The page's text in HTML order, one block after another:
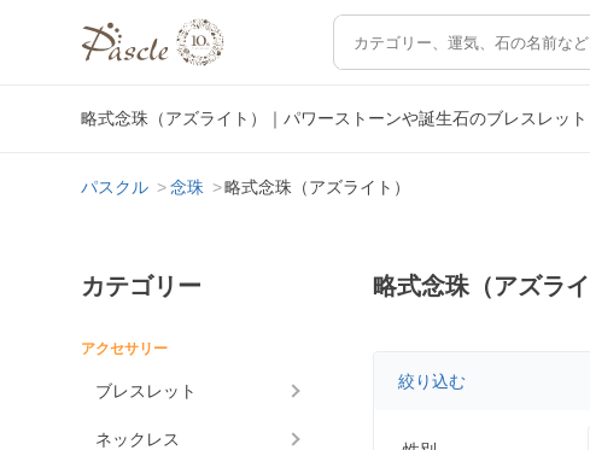
略式念珠（アズライト）｜パワーストーンや誕生石のブレスレッ
パスクル 念珠 略式念珠（アズライト）
カテゴリー
アクセサリー
ブレスレット
ネックレス
略式念珠（アズライ
絞り込む